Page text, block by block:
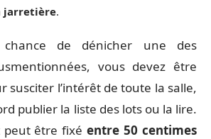
jarretière.
de dénicher une des
vous devez être
susciter l’intérêt de toute la salle,
publier la liste des lots ou la lire.
peut être fixéentre 50 centimes